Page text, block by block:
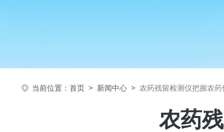
当前位置： 首页 > 新闻中心 > 农药残留检测仪把握农
农药